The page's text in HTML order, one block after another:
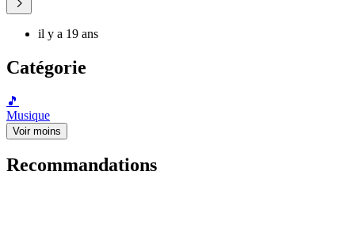
il y a 19 ans
Catégorie
🎵
Musique
Voir moins
Recommandations